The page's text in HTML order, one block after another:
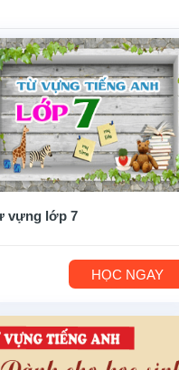
vựng lớp 7
HỌC NGAY